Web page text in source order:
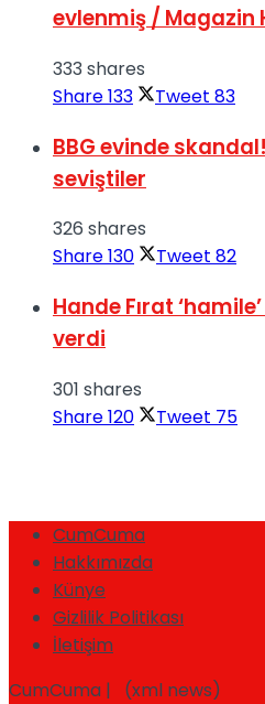
evlenmiş / Magazin
333 shares
Share133 Tweet 83
BBG evinde
seviştiler
326 shares
Share130 Tweet 82
Hande Fırat
verdi
301 shares
Share120 Tweet 75
CumCuma
Hakkımızda
Künye
Gizlilik Politikası
İletişim
CumCuma | (xml news)